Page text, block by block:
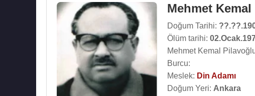
Mehmet
Doğum Tarihi:
Ölüm tarihi:
Mehmet Kemal
Burcu:
Meslek: Din Adamı
Doğum Yeri: Ankara